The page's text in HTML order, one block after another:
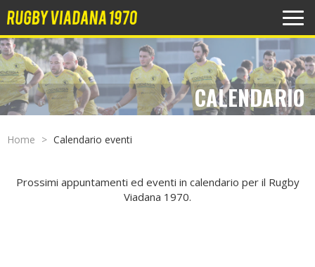
CALENDARIO
Home Calendario eventi
Prossimi appuntamenti ed eventi in calendario per il Rugby
Viadana 1970.